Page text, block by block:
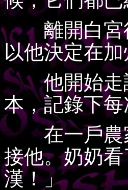
離開白宮後
以他決定在
他開始走訪
本，記錄下
在一戶農家
接他。奶奶
漢！」